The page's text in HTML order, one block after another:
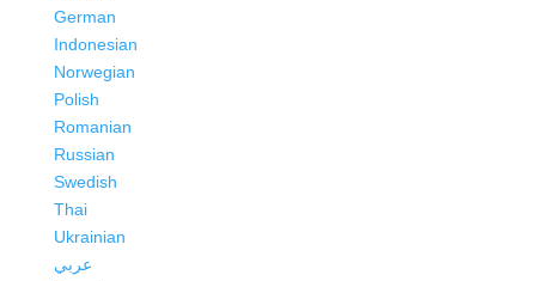
German
Indonesian
Norwegian
Polish
Romanian
Russian
Swedish
Thai
Ukrainian
عربي